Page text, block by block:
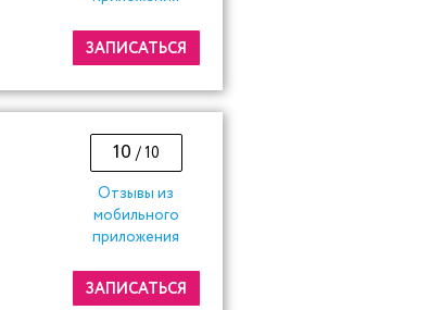
ЗАПИСАТЬСЯ
10 / 10
Отзывы из
мобильного
приложения
ЗАПИСАТЬСЯ